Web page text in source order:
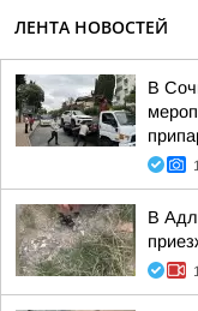
ЛЕНТА НОВОСТЕЙ
В
В